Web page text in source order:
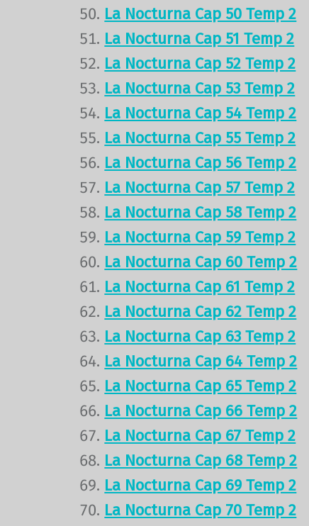
La Nocturna Cap 50 Temp 2
La Nocturna Cap 51 Temp 2
La Nocturna Cap 52 Temp 2
La Nocturna Cap 53 Temp 2
La Nocturna Cap 54 Temp 2
La Nocturna Cap 55 Temp 2
La Nocturna Cap 56 Temp 2
La Nocturna Cap 57 Temp 2
La Nocturna Cap 58 Temp 2
La Nocturna Cap 59 Temp 2
La Nocturna Cap 60 Temp 2
La Nocturna Cap 61 Temp 2
La Nocturna Cap 62 Temp 2
La Nocturna Cap 63 Temp 2
La Nocturna Cap 64 Temp 2
La Nocturna Cap 65 Temp 2
La Nocturna Cap 66 Temp 2
La Nocturna Cap 67 Temp 2
La Nocturna Cap 68 Temp 2
La Nocturna Cap 69 Temp 2
La Nocturna Cap 70 Temp 2